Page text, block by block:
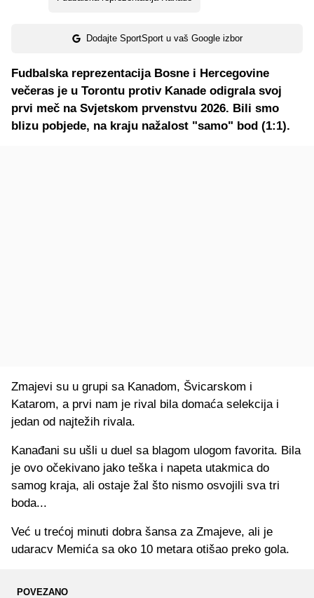
Dodajte SportSport u vaš Google izbor
Fudbalska reprezentacija Bosne i Hercegovine
večeras je u Torontu protiv Kanade odigrala svoj
prvi meč na Svjetskom prvenstvu 2026. Bili smo
blizu pobjede, na kraju nažalost "samo" bod (1:1).
Zmajevi su u grupi sa Kanadom, Švicarskom i
Katarom, a prvi nam je rival bila domaća selekcija i
jedan od najtežih rivala.
Kanađani su ušli u duel sa blagom ulogom favorita. Bila
je ovo očekivano jako teška i napeta utakmica do
samog kraja, ali ostaje žal što nismo osvojili sva tri
boda...
Već u trećoj minuti dobra šansa za Zmajeve, ali je
udaracv Memića sa oko 10 metara otišao preko gola.
POVEZANO